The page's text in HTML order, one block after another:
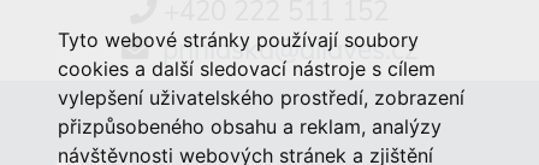
Tyto webové stránky používají soubory
cookies a další sledovací nástroje s cílem
vylepšení uživatelského prostředí, zobrazení
přizpůsobeného obsahu a reklam, analýzy
návštěvnosti webových stránek a zjištění
+420 222 511 152
prihlaska@aliaves.cz